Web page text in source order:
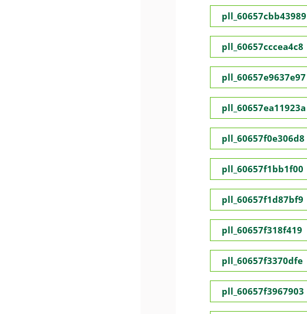
pll_60657cbb43989
pll_60657cccea4c8
pll_60657e9637e97
pll_60657ea11923a
pll_60657f0e306d8
pll_60657f1bb1f00
pll_60657f1d87bf9
pll_60657f318f419
pll_60657f3370dfe
pll_60657f3967903